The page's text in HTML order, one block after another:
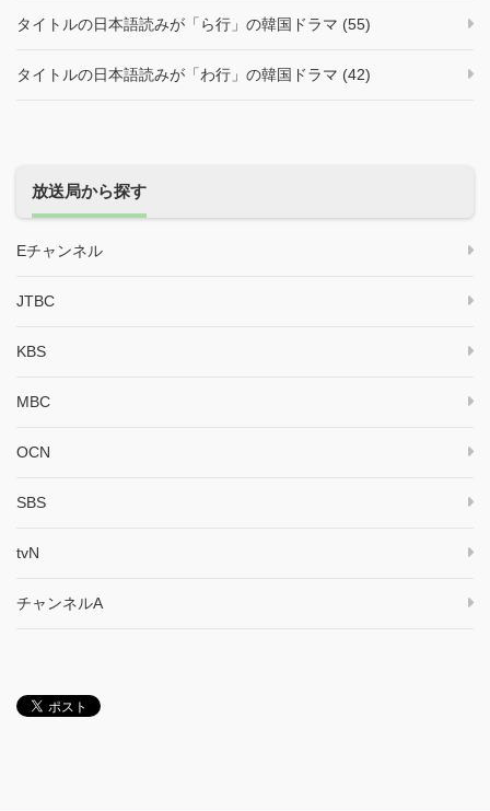
タイトルの日本語読みが「ら行」の韓国ドラマ (55)
タイトルの日本語読みが「わ行」の韓国ドラマ (42)
放送局から探す
Eチャンネル
JTBC
KBS
MBC
OCN
SBS
tvN
チャンネルA